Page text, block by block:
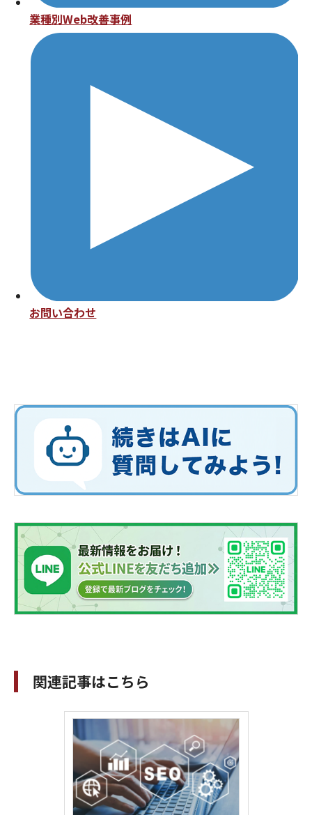
業種別Web改善事例
お問い合わせ
関連記事はこちら